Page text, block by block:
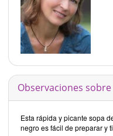
Observaciones
Esta rápida y picante sopa
negro es fácil de preparar y